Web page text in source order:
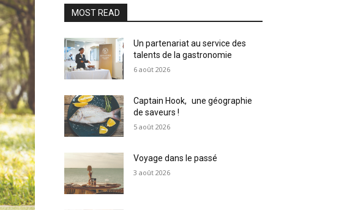
MOST READ
Un partenariat au service des
talents de la gastronomie
6 août 2026
Captain Hook, une géographie
de saveurs !
5 août 2026
Voyage dans le passé
3 août 2026